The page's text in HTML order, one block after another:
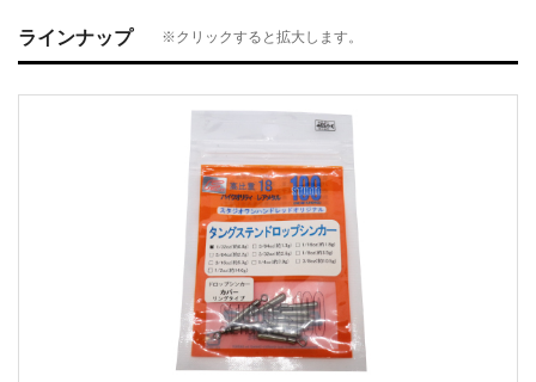
ラインナップ ※クリックすると拡大します。